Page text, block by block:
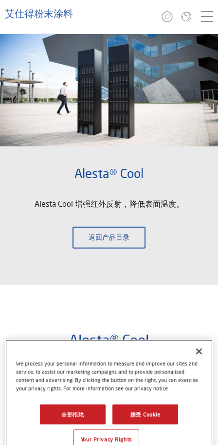
艾仕得粉末涂料
Alesta® Cool
Alesta Cool 增强红外反射，降低表面温度。
返回产品目录
Alesta® Cool
每种颜色的热反射性各不相同。Alesta® Cool可以加
强红外反射，降低涂覆表面的温度。该技术创新可以
减少热传递，降低金属底材的机械应力，并因此提高
颜色稳定性、光泽和涂膜的机械性能。
We process your personal information to measure and improve our sites and
service, to assist our marketing campaigns and to provide personalised
content and advertising. By clicking the button on the right, you can exercise
your privacy rights. For more information see our privacy notice
全部拒绝 接受 Cookie
Your Privacy Rights